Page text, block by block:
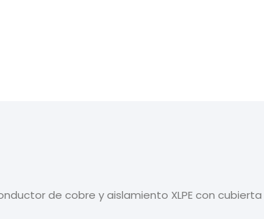
de cobre y aislamiento XLPE con cubierta